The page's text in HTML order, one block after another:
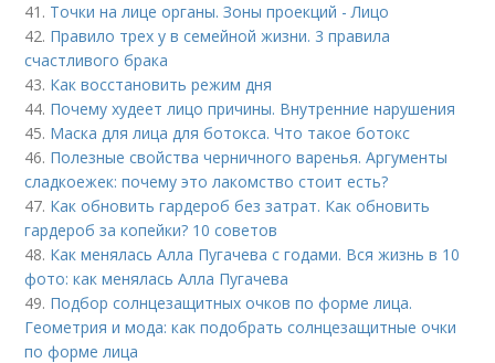
41. Точки на лице органы. Зоны проекций - Лицо
42. Правило трех у в семейной жизни. 3 правила
счастливого брака
43. Как восстановить режим дня
44. Почему худеет лицо причины. Внутренние нарушения
45. Маска для лица для ботокса. Что такое ботокс
46. Полезные свойства черничного варенья. Аргументы
сладкоежек: почему это лакомство стоит есть?
47. Как обновить гардероб без затрат. Как обновить
гардероб за копейки? 10 советов
48. Как менялась Алла Пугачева с годами. Вся жизнь в 10
фото: как менялась Алла Пугачева
49. Подбор солнцезащитных очков по форме лица.
Геометрия и мода: как подобрать солнцезащитные очки
по форме лица